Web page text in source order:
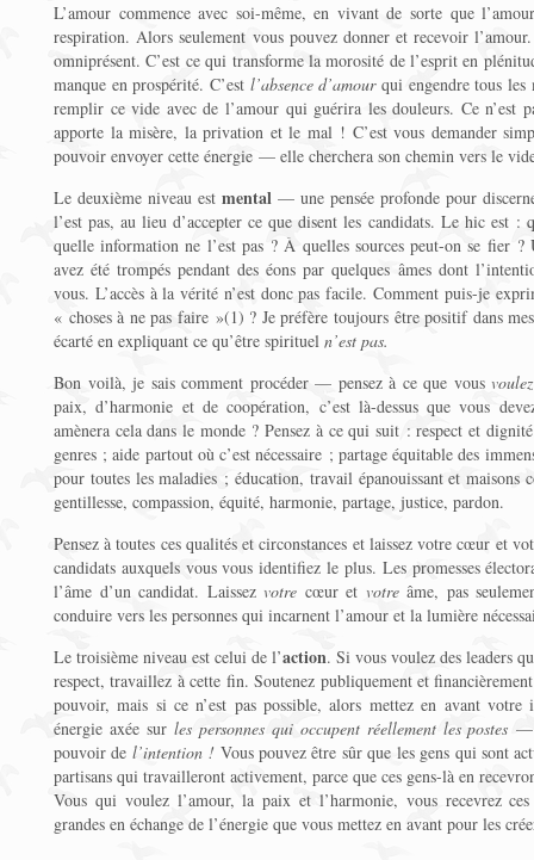
L’amour commence avec soi-même, en vivant de sorte que
respiration. Alors seulement vous pouvez donner et recevoir
omniprésent. C’est ce qui transforme la morosité de l’esprit en
manque en prospérité. C’est l’absence d’amourqui engendre tous les
remplir ce vide avec de l’amour qui guérira les douleurs. Ce n’est
apporte la misère, la privation et le mal ! C’est vous demander
pouvoir envoyer cette énergie — elle cherchera son chemin vers le
Le deuxième niveau est mental— une pensée profonde pour
l’est pas, au lieu d’accepter ce que disent les candidats. Le hic est
quelle information ne l’est pas ? À quelles sources peut-on se fier ?
avez été trompés pendant des éons par quelques âmes dont
vous. L’accès à la vérité n’est donc pas facile. Comment puis-je
« choses à ne pas faire »(1) ? Je préfère toujours être positif dans
écarté en expliquant ce qu’être spirituel n’est pas.
Bon voilà, je sais comment procéder — pensez à ce que vous voulez
paix, d’harmonie et de coopération, c’est là-dessus que vous
amènera cela dans le monde ? Pensez à ce qui suit : respect et
genres ; aide partout où c’est nécessaire ; partage équitable des
pour toutes les maladies ; éducation, travail épanouissant et maisons
gentillesse, compassion, équité, harmonie, partage, justice, pardon.
Pensez à toutes ces qualités et circonstances et laissez votre cœur et
candidats auxquels vous vous identifiez le plus. Les promesses
l’âme d’un candidat. Laissez votre cœur et votreâme, pas
conduire vers les personnes qui incarnent l’amour et la lumière
Le troisième niveau est celui de l’action. Si vous voulez des leaders
respect, travaillez à cette fin. Soutenez publiquement et
pouvoir, mais si ce n’est pas possible, alors mettez en avant
énergie axée sur les personnes qui occupent réellement les postes —
pouvoir de l’intention ! Vous pouvez être sûr que les gens qui sont
partisans qui travailleront activement, parce que ces gens-là en
Vous qui voulez l’amour, la paix et l’harmonie, vous recevrez
grandes en échange de l’énergie que vous mettez en avant pour les